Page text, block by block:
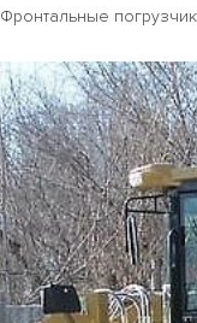
Фронтальные